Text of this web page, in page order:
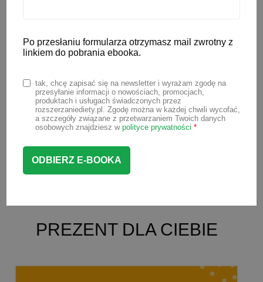
Pieczone kotleciki rybne bez jajka to
fajna forma podania ryby w wersji BLW.
Kotleciki pokrojone w paski łatwo
dziecku chwytać rączkami i wkładać do
buzi.
BLW przepisy,OBIAD DLA DZIECKA
PREZENT DLA CIEBIE
Po przesłaniu formularza otrzymasz mail zwrotny z
linkiem do pobrania ebooka.
tak, chcę zapisać się na newsletter i wyrażam zgodę na
przesyłanie informacji o nowościach, promocjach,
produktach i usługach świadczonych przez
rozszerzaniediety.pl. Zgodę można w każdej chwili wycofać,
a szczegóły związane z przetwarzaniem Twoich danych
osobowych znajdziesz w polityce prywatności *